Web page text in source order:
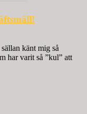
känt mig så
har varit så ”kul” att